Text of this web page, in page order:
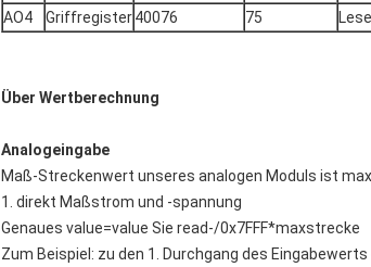
AO4
Griffregister40076 75
Über Wertberechnung
Analogeingabe
Maß-Streckenwert unseres analogen Moduls ist
1. direkt Maßstrom und -spannung
Genaues value=value Sie read-/0x7FFF*maxstrecke
Zum Beispiel: zu den 1. Durchgang des